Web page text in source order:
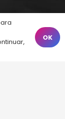
OK